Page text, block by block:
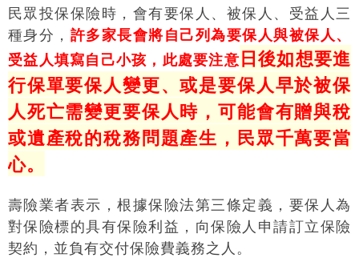
民眾投保保險時，會有要保人、被保人、受益人三
種身分， 許多家長會將自己列為要保人與被保人、
受益人填寫自己小孩，此處要注意日後如想要進
行保單要保人變更、或是要保人早於被保
人死亡需變更要保人時，可能會有贈與稅
或遺產稅的稅務問題產生，民眾千萬要當
心。
壽險業者表示，根據保險法第三條定義，要保人為
對保險標的具有保險利益，向保險人申請訂立保險
契約，並負有交付保險費義務之人。